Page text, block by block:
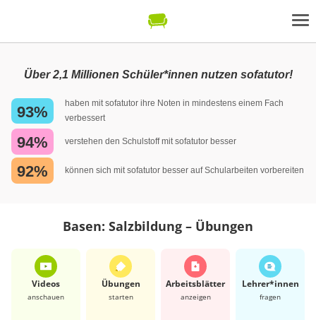
Über 2,1 Millionen Schüler*innen nutzen sofatutor!
93%
haben mit sofatutor ihre Noten in mindestens einem Fach
verbessert
94% verstehen den Schulstoff mit sofatutor besser
92% können sich mit sofatutor besser auf Schularbeiten vorbereiten
Basen: Salzbildung – Übungen
Videos
anschauen
Übungen
starten
Arbeits­blätter
anzeigen
Lehrer*​innen
fragen